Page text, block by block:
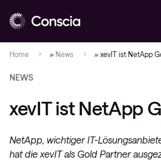
Home » News » xevIT ist NetApp
NEWS
xevIT ist NetApp
NetApp, wichtiger IT-
hat die xevIT als Gold Partner